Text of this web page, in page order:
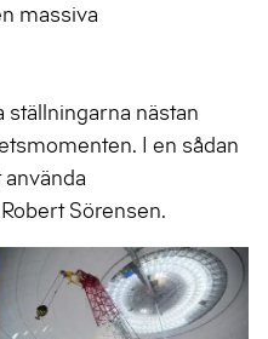
massiva
ställningarna nästan
I en sådan
Sörensen.